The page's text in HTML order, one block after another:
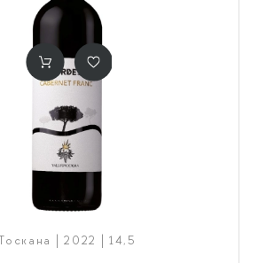
Тоскана | 2022 | 14,5